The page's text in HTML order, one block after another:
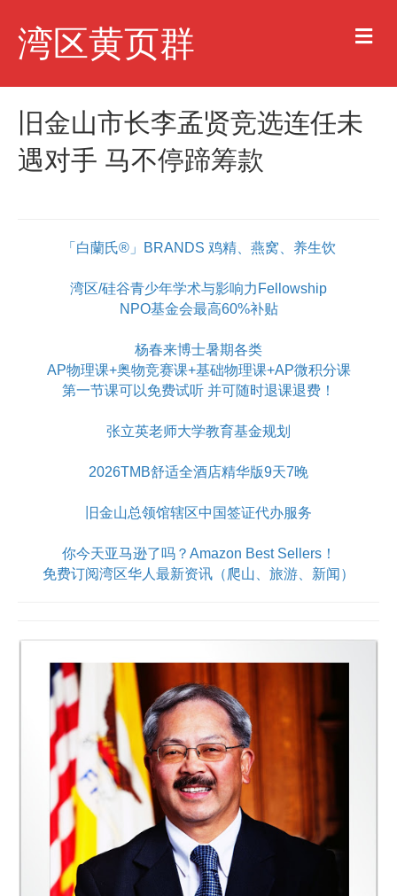
湾区黄页群 M
e
u
旧金山市长李孟贤竞选连任未
遇对手 马不停蹄筹款
「白蘭氏®」BRANDS 鸡精、燕窝、养生饮
湾区/硅谷青少年学术与影响力Fellowship
NPO基金会最高60%补贴
杨春来博士暑期各类
AP物理课+奥物竞赛课+基础物理课+AP微积分课
第一节课可以免费试听 并可随时退课退费！
张立英老师大学教育基金规划
2026TMB舒适全酒店精华版9天7晚
旧金山总领馆辖区中国签证代办服务
你今天亚马逊了吗？Amazon Best Sellers！
免费订阅湾区华人最新资讯（爬山、旅游、新闻）